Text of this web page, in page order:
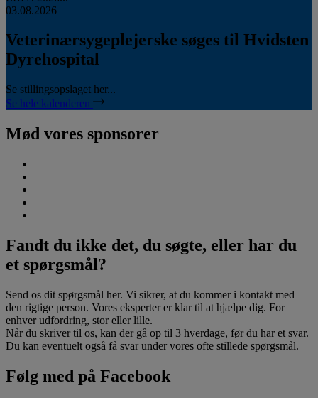
03.08.2026
Veterinærsygeplejerske søges til Hvidsten
Dyrehospital
Se stillingsopslaget her...
Se hele kalenderen
Mød vores sponsorer
Fandt du ikke det, du søgte, eller har du
et spørgsmål?
Send os dit spørgsmål her. Vi sikrer, at du kommer i kontakt med
den rigtige person. Vores eksperter er klar til at hjælpe dig. For
enhver udfordring, stor eller lille.
Når du skriver til os, kan der gå op til 3 hverdage, før du har et svar.
Du kan eventuelt også få svar under vores ofte stillede spørgsmål.
Følg med på Facebook